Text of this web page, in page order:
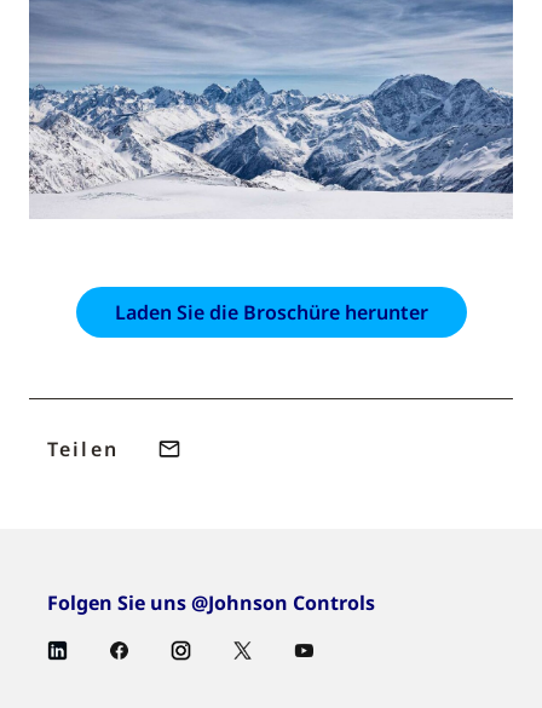
Laden Sie die Broschüre herunter
Teilen
Folgen Sie uns @Johnson Controls